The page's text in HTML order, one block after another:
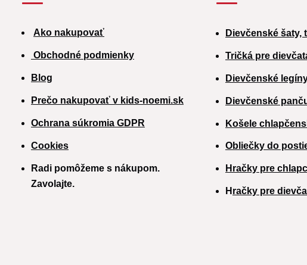
Ako nakupovať
Obchodné podmienky
Blog
Prečo nakupovať v kids-noemi.sk
Ochrana súkromia GDPR
Cookies
Radi pomôžeme s nákupom.
Zavolajte.
Dievčenské šaty,
Tričká pre
Dievčenské
Dievčenské
Košele
Obliečky do
Hračky pre
H račky pre